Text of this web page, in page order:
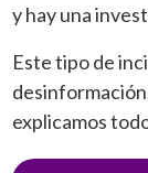
y hay una
Este tipo de
explicamos